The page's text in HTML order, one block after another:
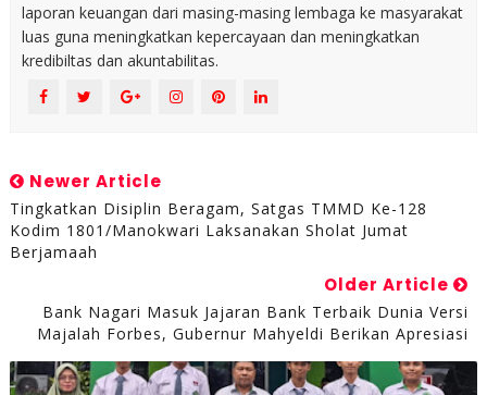
laporan keuangan dari masing-masing lembaga ke masyarakat
luas guna meningkatkan kepercayaan dan meningkatkan
kredibiltas dan akuntabilitas.
Newer Article
Tingkatkan Disiplin Beragam, Satgas TMMD Ke-128
Kodim 1801/Manokwari Laksanakan Sholat Jumat
Berjamaah
Older Article
Bank Nagari Masuk Jajaran Bank Terbaik Dunia Versi
Majalah Forbes, Gubernur Mahyeldi Berikan Apresiasi